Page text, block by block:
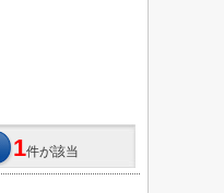
1件が該当